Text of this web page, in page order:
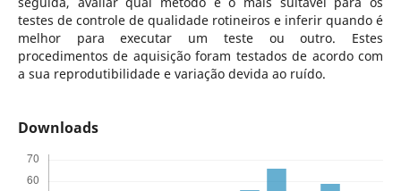
testes de controle de qualidade rotineiros e inferir quando é
melhor para executar um teste ou outro. Estes
procedimentos de aquisição foram testados de acordo com
a sua reprodutibilidade e variação devida ao ruído.
Downloads